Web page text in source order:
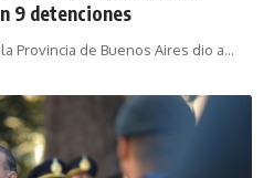
9 detenciones
Provincia de Buenos Aires dio a…